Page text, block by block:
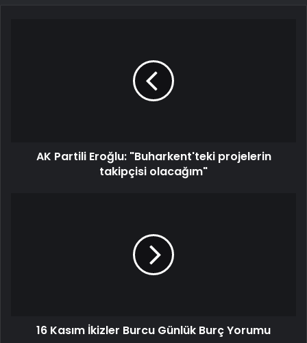
AK Partili Eroğlu: "Buharkent'teki projelerin
takipçisi olacağım"
16 Kasım İkizler Burcu Günlük Burç Yorumu